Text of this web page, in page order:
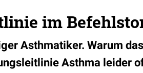
im
Asthmatiker. Warum
Asthma leider